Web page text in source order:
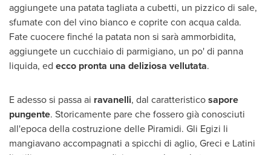
aggiungete una patata tagliata a cubetti, un pizzico di sale,
sfumate con del vino bianco e coprite con acqua calda.
Fate cuocere finché la patata non si sarà ammorbidita,
aggiungete un cucchiaio di parmigiano, un po' di panna
liquida, ed ecco pronta una deliziosa vellutata.
E adesso si passa ai ravanelli, dal caratteristicosapore
pungente. Storicamente pare che fossero già conosciuti
all'epoca della costruzione delle Piramidi. Gli Egizi li
mangiavano accompagnati a spicchi di aglio, Greci e Latini